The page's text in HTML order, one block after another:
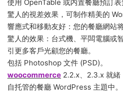
使用 OpenTable 或内置餐廳預訂表
驚人的視差效果，可制作精美的
響應式和移動友好：您的餐廳網站
驚人的效果：台式機、平闆電腦或
引更多客戶光顧您的餐廳。
包括 Photoshop 文件 (PSD)。
woocommerce 2.2.x、2.3.x 就緒
自托管的餐廳 WordPress 主題中。